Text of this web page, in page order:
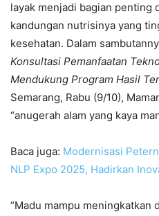
layak menjadi bagian penting
kandungan nutrisinya yang
kesehatan. Dalam
Konsultasi Pemanfaatan
Mendukung Program Hasil
Semarang, Rabu (9/10),
“anugerah alam yang kaya
Baca juga: Modernisasi
NLP Expo 2025, Hadirkan
“Madu mampu meningkatkan